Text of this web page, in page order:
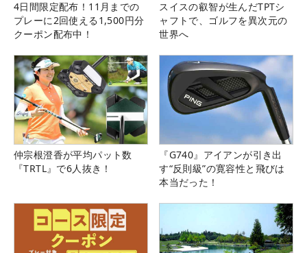
4日間限定配布！11月までの
プレーに2回使える1,500円分
クーポン配布中！
スイスの叡智が生んだTPTシ
ャフトで、ゴルフを異次元の
世界へ
仲宗根澄香が平均パット数
『TRTL』で6人抜き！
『G740』アイアンが引き出
す“反則級”の寛容性と飛びは
本当だった！